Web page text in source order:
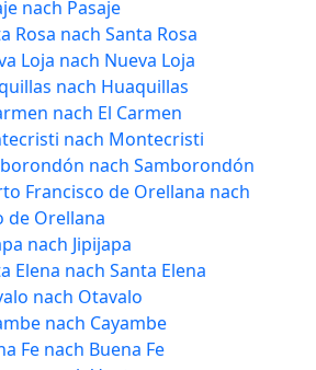
nach Pasaje
Rosa nach Santa Rosa
Loja nach Nueva Loja
nach Huaquillas
nach El Carmen
nach Montecristi
nach Samborondón
Francisco de Orellana nach
de Orellana
nach Jipijapa
Elena nach Santa Elena
nach Otavalo
nach Cayambe
Fe nach Buena Fe